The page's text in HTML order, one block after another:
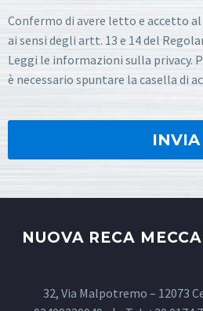
Confermo di avere letto e accetto
ai sensi degli artt. 13 e 14 del
Leggi le informazioni sulla privacy.
è necessario spuntare la casella di
NUOVA RECA
32, Via Malpotremo – 12073